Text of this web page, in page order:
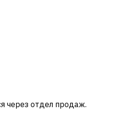
через отдел продаж.